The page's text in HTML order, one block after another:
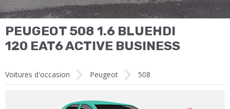
PEUGEOT 508 1.6 BLUEHDI
120 EAT6 ACTIVE BUSINESS
Voitures d'occasion Peugeot 508